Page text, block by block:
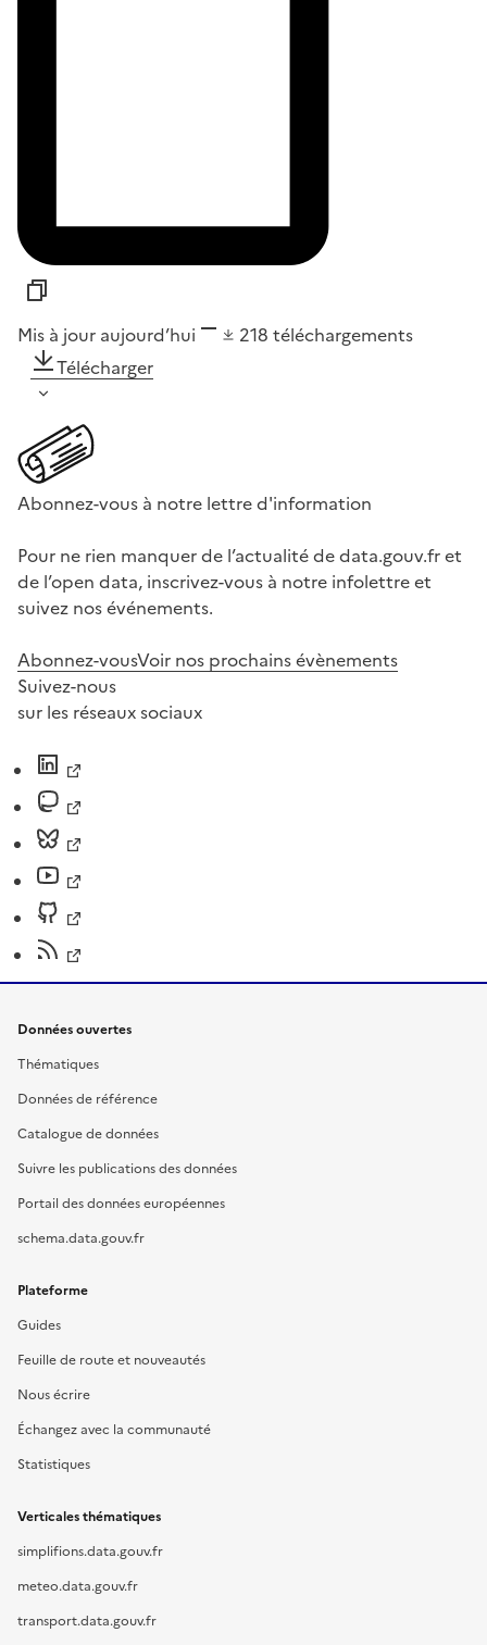
Mis à jour aujourd’hui 218 téléchargements
Télécharger
Abonnez-vous à notre lettre d'information
Pour ne rien manquer de l’actualité de data.gouv.fr et
de l’open data, inscrivez-vous à notre infolettre et
suivez nos événements.
Abonnez-vousVoir nos prochains évènements
Suivez-nous
sur les réseaux sociaux
Données ouvertes
Thématiques
Données de référence
Catalogue de données
Suivre les publications des données
Portail des données européennes
schema.data.gouv.fr
Plateforme
Guides
Feuille de route et nouveautés
Nous écrire
Échangez avec la communauté
Statistiques
Verticales thématiques
simplifions.data.gouv.fr
meteo.data.gouv.fr
transport.data.gouv.fr